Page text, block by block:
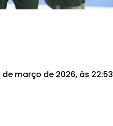
março de 2026, às 22:53